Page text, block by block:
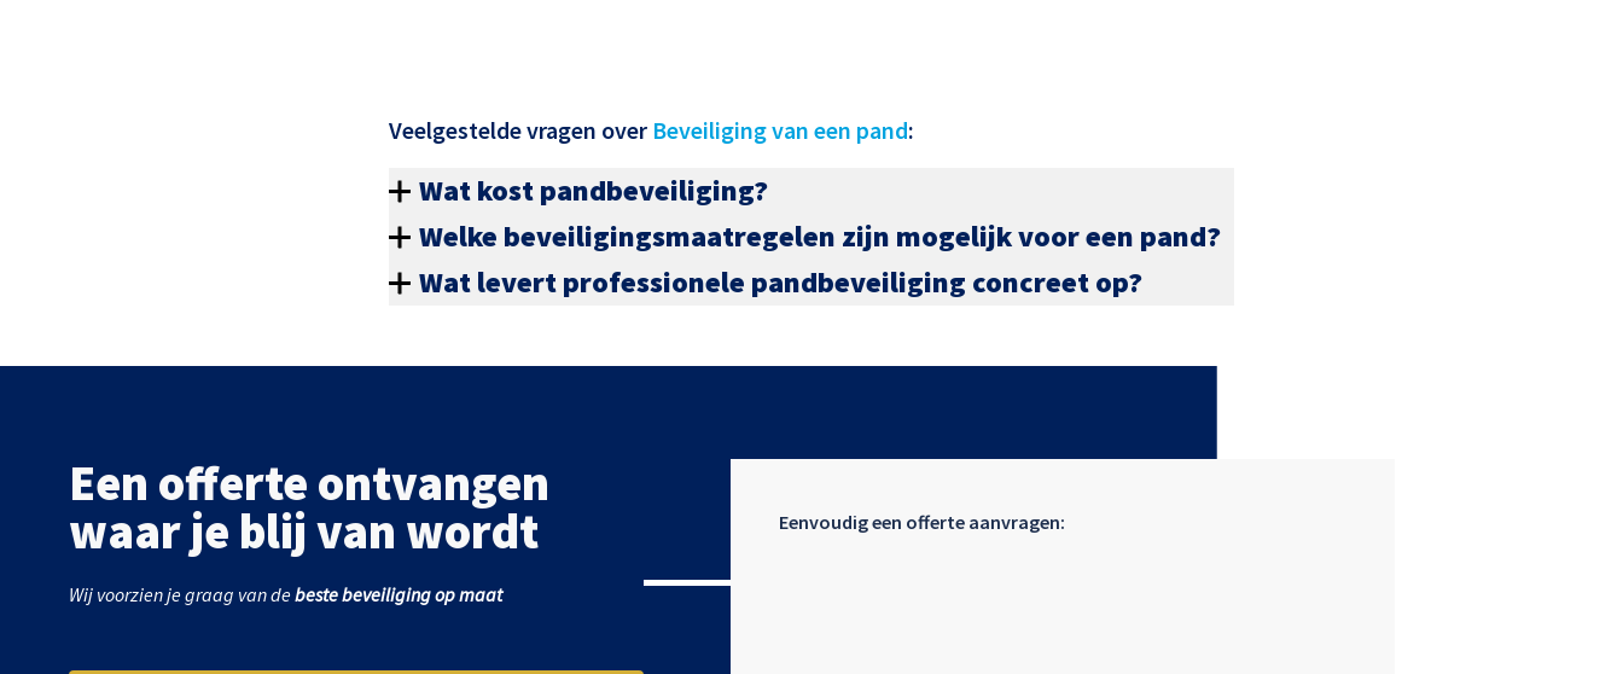
Veelgestelde vragen over Beveiliging van een pand:
Wat kost pandbeveiliging?
Welke beveiligingsmaatregelen zijn mogelijk voor een pand?
Wat levert professionele pandbeveiliging concreet op?
Een offerte ontvangen
waar je blij van wordt
Wij voorzien je graag van debeste beveiliging op maat
Eenvoudig een offerte aanvragen: